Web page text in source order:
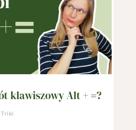
klawiszowy Alt + =?
Triki